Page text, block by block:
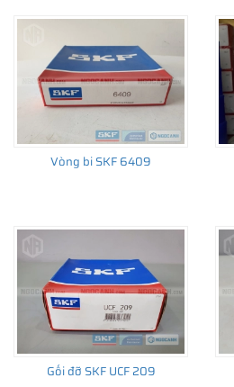
Vòng bi SKF 6409
Gối đỡ SKF UCF 209